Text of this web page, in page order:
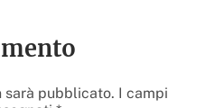
sarà pubblicato. I campi